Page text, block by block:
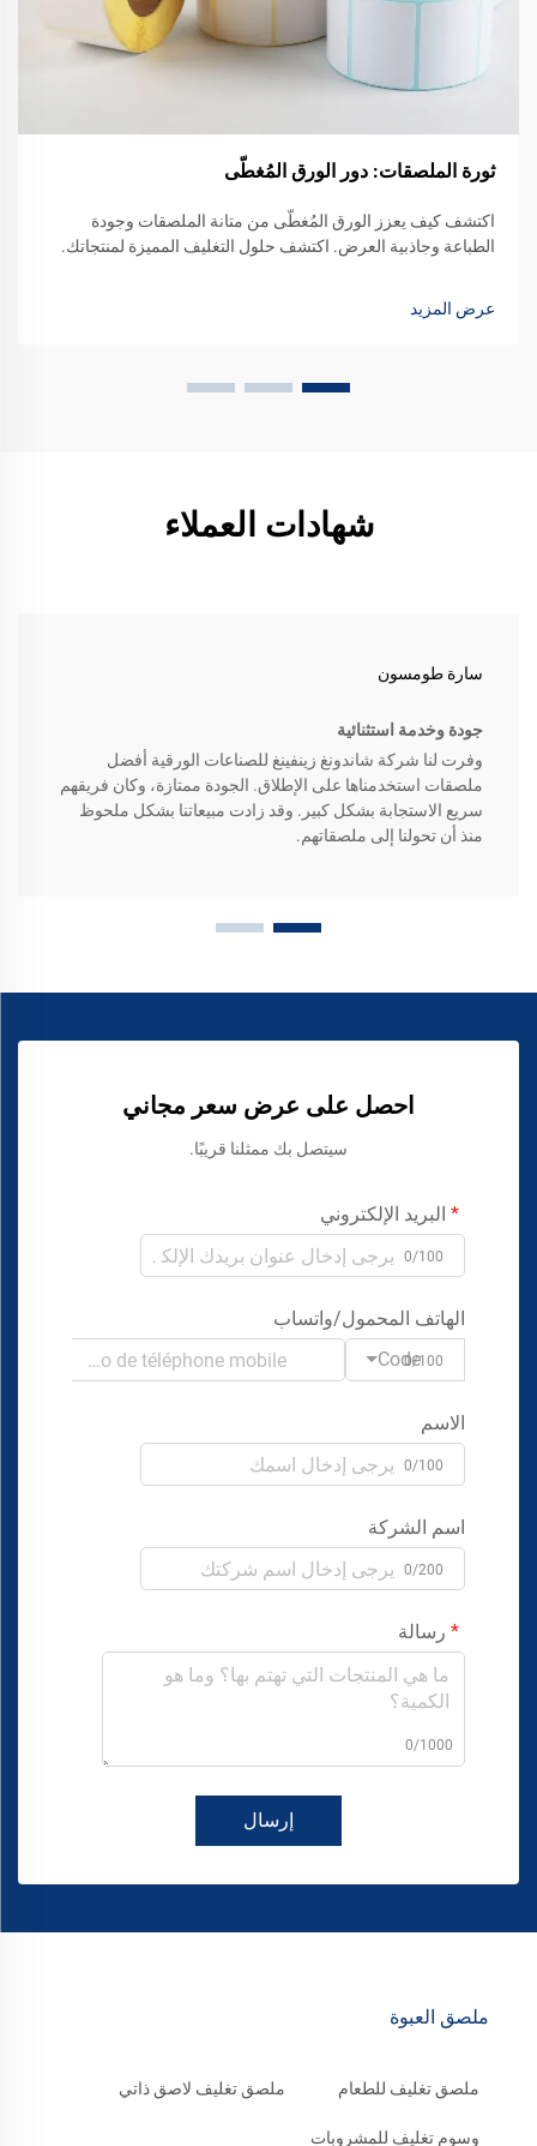
ثورة الملصقات: دور الورق المُغطّى
اكتشف كيف يعزز الورق المُغطّى من متانة الملصقات وجودة
الطباعة وجاذبية العرض. اكتشف حلول التغليف المميزة لمنتجاتك.
عرض المزيد
شهادات العملاء
سارة طومسون
جودة وخدمة استثنائية
وفرت لنا شركة شاندونغ زينفينغ للصناعات الورقية أفضل
ملصقات استخدمناها على الإطلاق. الجودة ممتازة، وكان فريقهم
سريع الاستجابة بشكل كبير. وقد زادت مبيعاتنا بشكل ملحوظ
منذ أن تحولنا إلى ملصقاتهم.
احصل على عرض سعر مجاني
سيتصل بك ممثلنا قريبًا.
البريد الإلكتروني
0/100
الهاتف المحمول/واتساب
Code0/100
الاسم
0/100
اسم الشركة
0/200
رسالة
0/1000
إرسال
ملصق العبوة
ملصق تغليف للطعام ملصق تغليف لاصق ذاتي
وسوم تغليف للمشروبات